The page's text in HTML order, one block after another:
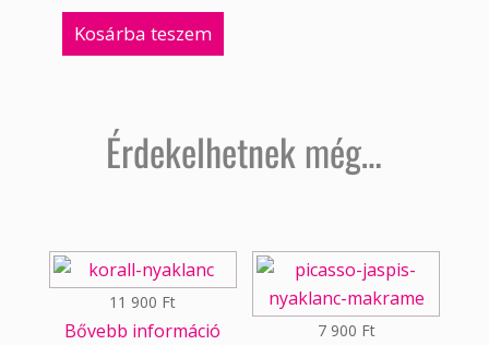
Kosárba teszem
Érdekelhetnek még…
11 900 Ft
Bővebb információ 7 900 Ft